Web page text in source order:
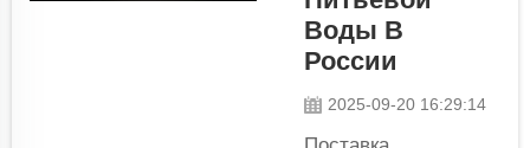
довольно
распространенным и
бесспорным газом! В
России он ко...
Воды В
России
2025-09-20 16:29:14